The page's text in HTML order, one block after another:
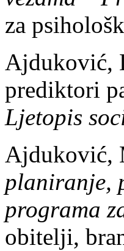
za
Ajduković,
prediktori
Ljetopis
Ajduković,
planiranje,
programa
obitelji,